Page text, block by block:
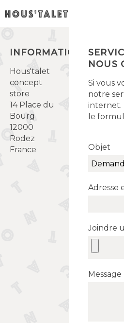
INFORMATIONS
Hous'talet
concept
store
14 Place du
Bourg
12000
Rodez
France
NOUS
Si vous
notre
internet.
le
Objet
Adresse
Joindre
Message